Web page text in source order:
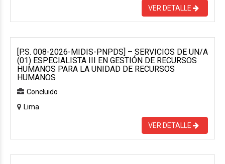
VER DETALLE
[P.S. 008-2026-MIDIS-PNPDS] – SERVICIOS DE UN/A
(01) ESPECIALISTA III EN GESTIÓN DE RECURSOS
HUMANOS PARA LA UNIDAD DE RECURSOS
HUMANOS
Concluido
Lima
VER DETALLE